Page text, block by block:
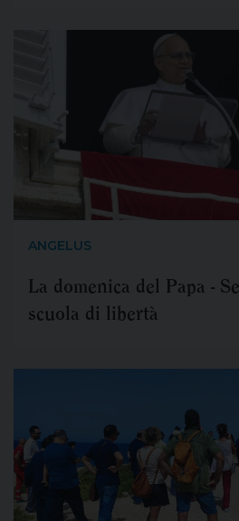
ANGELUS
La domenica del Papa -
scuola di libertà